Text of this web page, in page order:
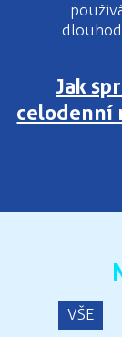
Jak
celodenní
VŠE